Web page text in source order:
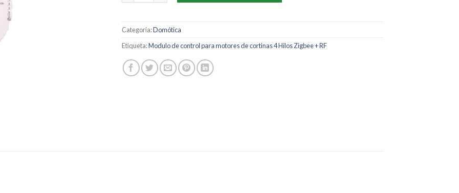
Categoría:Domótica
Etiqueta:Modulo de control para motores de cortinas 4 Hilos Zigbee + RF